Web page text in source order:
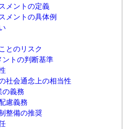
メントの定義
メントの具体例
とのリスク
ントの判断基準
社会通念上の相当性
の義務
慮義務
整備の推奨